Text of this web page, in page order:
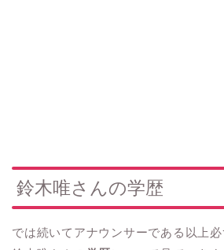
鈴木唯さんの学歴
では続いてアナウンサーである以上